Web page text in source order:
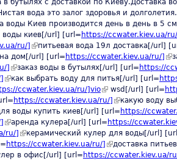
бутылях с доставкой по
вода это залог здоровья и
воды Киев производится день в день в 5
воды киев[/url] [url= https://ccwater.kiev.ua/
ru/] (link is external)
питьевая вода 19л доставка[/url]
на дом[/url] [url= https://ccwater.kiev.ua/ru/]
] (link is external)
заказ воды в бутылях[/url] [url= https://
(link is external)
как выбрать воду для питья[/url] [url=
ccwater.kiev.ua/ru/]vio(link is external)
wsd[/url] [url=
https://ccwater.kiev.ua/ru/] (link is external)
какую воду
воды купить киев[/url] [url= https://
(link is external)
аренда кулера[/url] [url= https://
ru/] (link is external)
керамический кулер для воды[/url]
https://ccwater.kiev.ua/ru/] (link is external)
доставка
в офис[/url] [url= https://ccwater.kiev.ua/